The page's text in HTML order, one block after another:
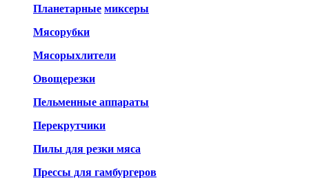
Планетарные миксеры
Мясорубки
Мясорыхлители
Овощерезки
Пельменные аппараты
Перекрутчики
Пилы для резки мяса
Прессы для гамбургеров